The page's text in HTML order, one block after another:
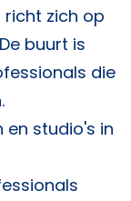
richt zich op
buurt is
die
studio's in